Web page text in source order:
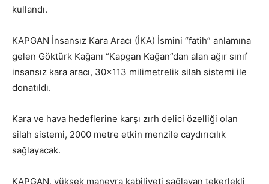
kullandı.
KAPGAN İnsansız Kara Aracı (İKA) İsmini “fatih” anlamına
gelen Göktürk Kağanı “Kapgan Kağan”dan alan ağır sınıf
insansız kara aracı, 30×113 milimetrelik silah sistemi ile
donatıldı.
Kara ve hava hedeflerine karşı zırh delici özelliği olan
silah sistemi, 2000 metre etkin menzile caydırıcılık
sağlayacak.
KAPGAN, yüksek manevra kabiliyeti sağlayan tekerlekli